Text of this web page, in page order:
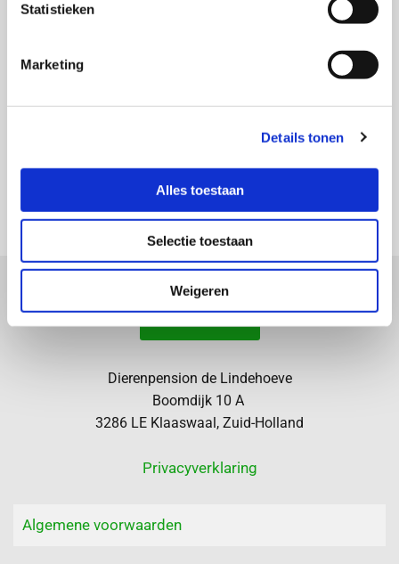
Statistieken
Marketing
Details tonen
Alles toestaan
Selectie toestaan
Weigeren
Om besmettingen te voorkomen en zo te zorgen dat uw
aantal inentingen te verplichten. Het is aan te raden dit
ruim voor het verblijf bij Dierenpension de Lindehoeve in
Bel nu
Dierenpension de Lindehoeve
Boomdijk 10 A
3286 LE Klaaswaal, Zuid-Holland
Privacyverklaring
Algemene voorwaarden